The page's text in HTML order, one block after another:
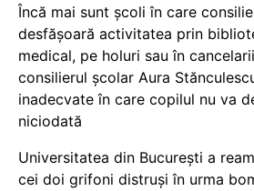
Încă mai sunt școli în care
desfășoară activitatea prin
medical, pe holuri sau în
consilierul școlar Aura
inadecvate în care copilul nu va
niciodată
Universitatea din București a
cei doi grifoni distruși în urma